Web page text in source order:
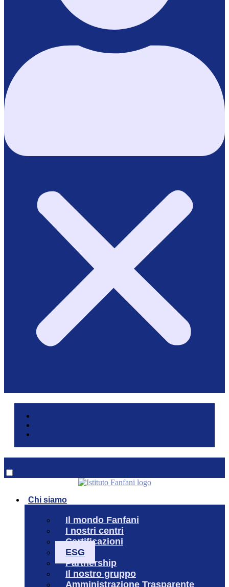
Chi siamo
Il mondo Fanfani
I nostri centri
Certificazioni
ESG
Partnership
Il nostro gruppo
Amministrazione Trasparente